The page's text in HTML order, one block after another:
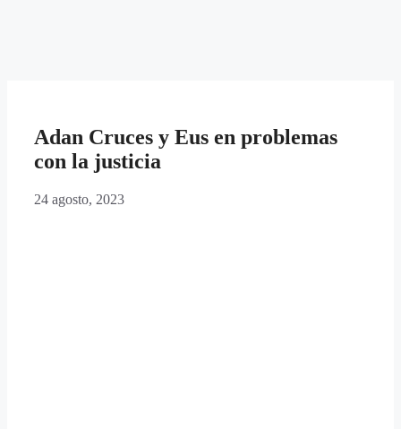
Adan Cruces y Eus en problemas
con la justicia
24 agosto, 2023